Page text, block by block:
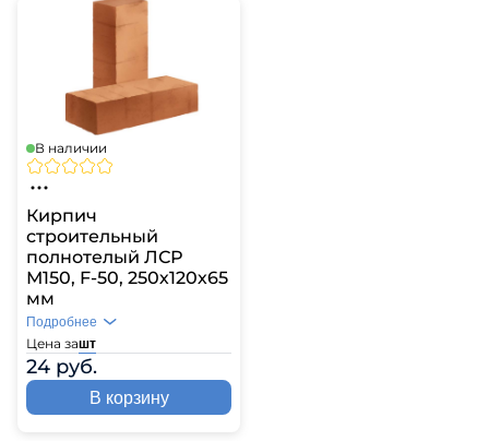
В наличии
Кирпич
строительный
полнотелый ЛСР
М150, F-50, 250х120х65
мм
Цена зашт
24 руб.
Подробнее
В корзину